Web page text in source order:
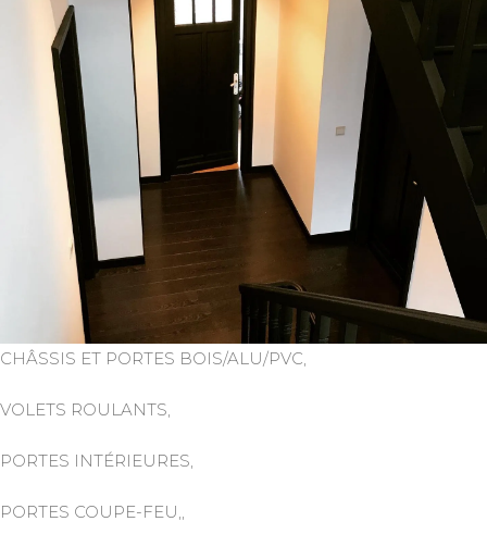
CHÂSSIS ET PORTES BOIS/ALU/PVC,
VOLETS ROULANTS,
PORTES INTÉRIEURES,
PORTES COUPE-FEU,,